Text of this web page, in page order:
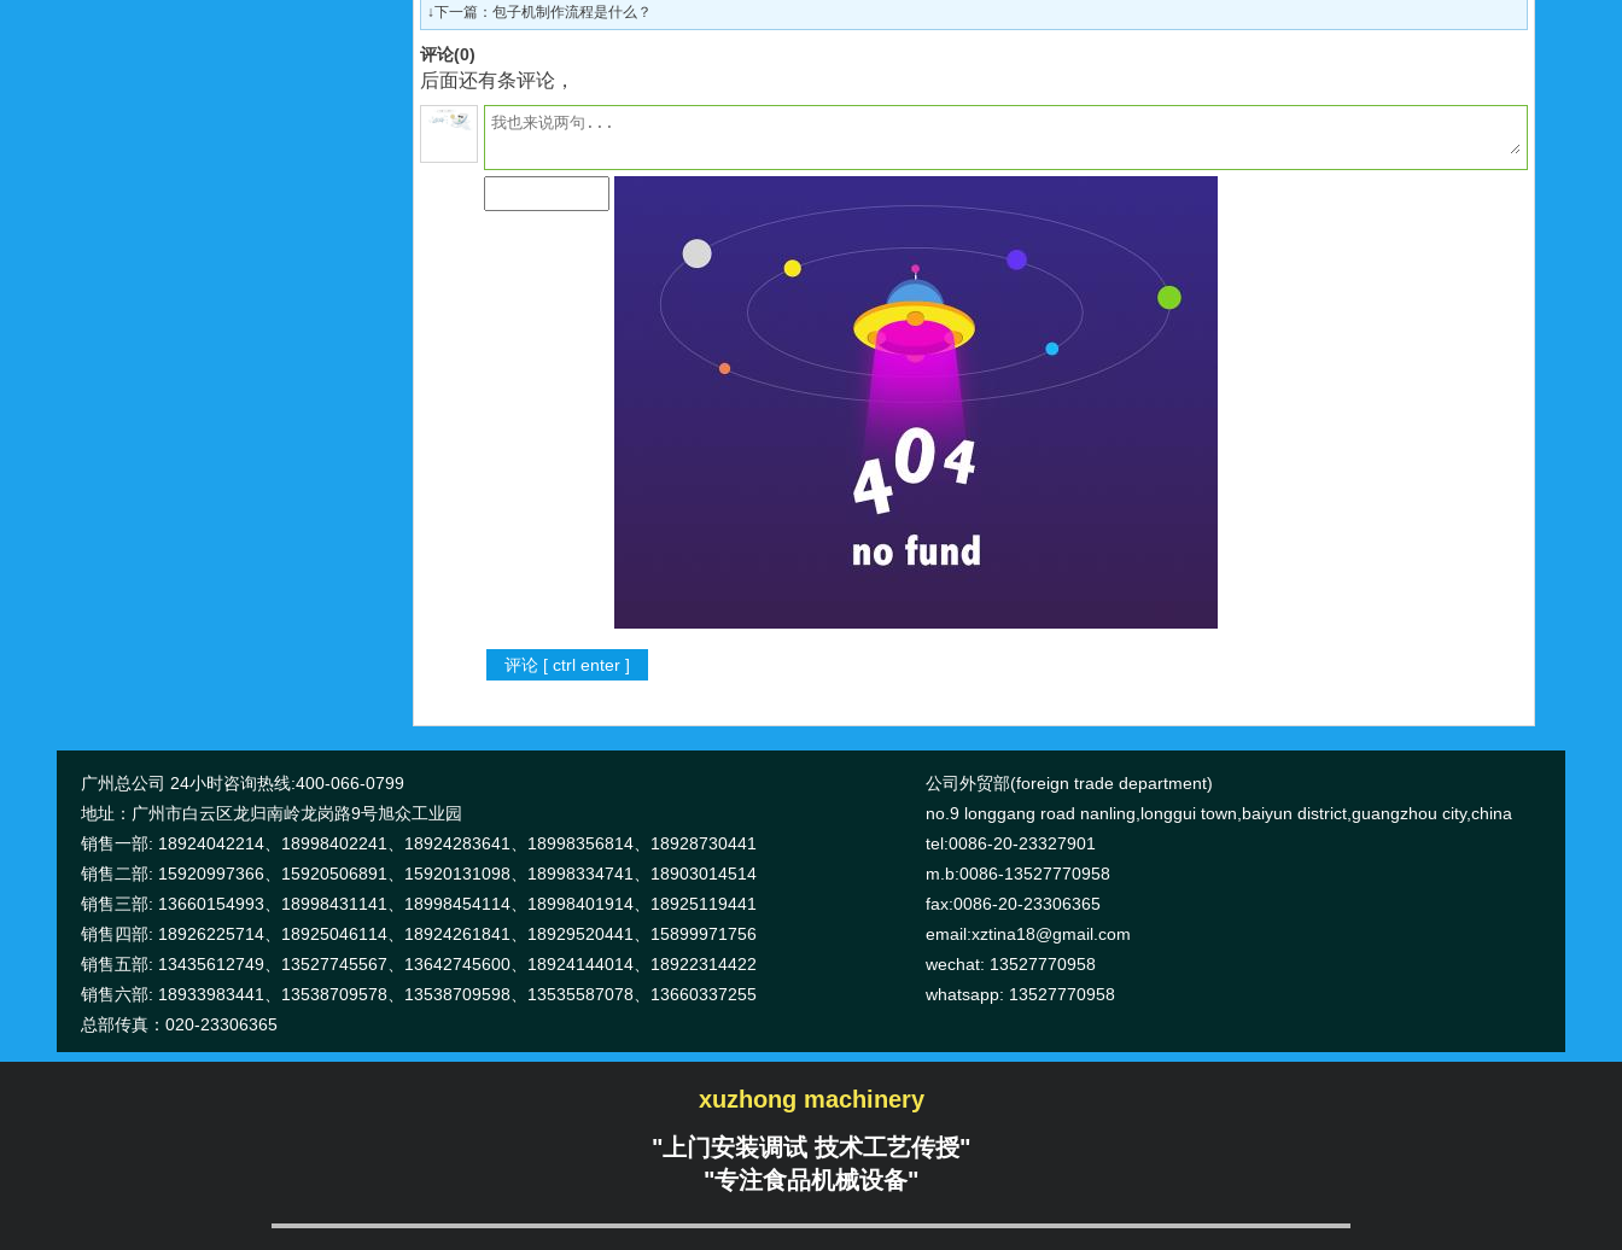
↓下一篇： 包子机制作流程是什么？
评论(0)
后面还有条评论，
广州总公司 24小时咨询热线:400-066-0799
地址：广州市白云区龙归南岭龙岗路9号旭众工业园
销售一部: 18924042214、18998402241、18924283641、18998356814、18928730441
销售二部: 15920997366、15920506891、15920131098、18998334741、18903014514
销售三部: 13660154993、18998431141、18998454114、18998401914、18925119441
销售四部: 18926225714、18925046114、18924261841、18929520441、15899971756
销售五部: 13435612749、13527745567、13642745600、18924144014、18922314422
销售六部: 18933983441、13538709578、13538709598、13535587078、13660337255
总部传真：020-23306365
公司外贸部(foreign trade department)
no.9 longgang road nanling,longgui town,baiyun district,guangzhou city,china
tel:0086-20-23327901
m.b:0086-13527770958
fax:0086-20-23306365
email:xztina18@gmail.com
wechat: 13527770958
whatsapp: 13527770958
xuzhong machinery
"上门安装调试 技术工艺传授"
"专注食品机械设备"